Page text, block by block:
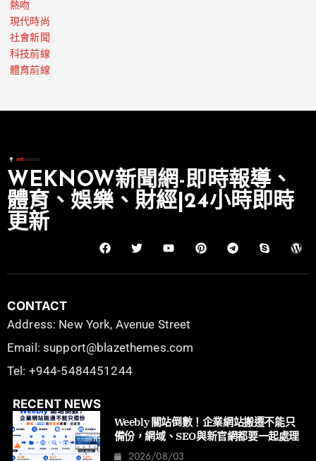
熱吻
現代時尚
社會新聞
科技前線
體育前線
WEKNOW新聞網-即時報導、
體育、娛樂、財經|24小時即時
更新
CONTACT
Address: New York, Avenue Street
Email: support@blazethemes.com
Tel: +944-5484451244
RECENT NEWS
Weebly 關站倒數！企業網站搬遷不能只
備份，網域、SEO與新官網都要一起處理
2026/08/03